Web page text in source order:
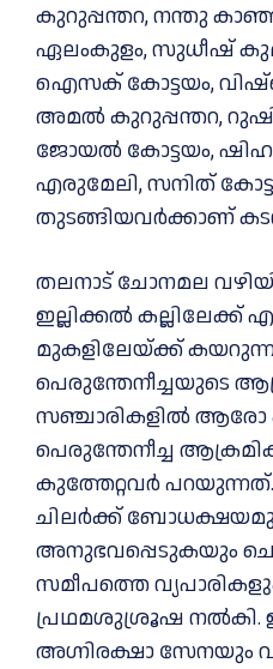
കുറുപ്പന്തറ, നന്തു
ഏലംകുളം, സുധീഷ്
ഐസക് കോട്ടയം,
അമല്‍ കുറുപ്പന്തറ, റുഷിദ
ജോയല്‍ കോട്ടയം,
എരുമേലി, സനിത്
തുടങ്ങിയവര്‍ക്കാണ്
തലനാട് ചോനമല
ഇല്ലിക്കല്‍ കല്ലിലേക്ക്
മുകളിലേയ്ക്ക്
പെരുന്തേനീച്ചയുടെ
സഞ്ചാരികളില്‍ ആരോ
പെരുന്തേനീച്ച
കുത്തേറ്റവര്‍
ചിലര്‍ക്ക്
അനുഭവപ്പെടുകയും
സമീപത്തെ
പ്രഥമശുശ്രൂഷ നല്‍കി.
അഗ്നിരക്ഷാ സേനയും